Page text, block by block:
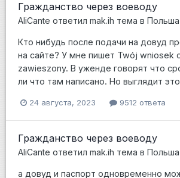
Гражданство через воеводу
AliCante ответил mak.ih тема в Польша
Кто нибудь после подачи на довуд
на сайте? У мне пишет Twój wniosek
zawieszony. В уженде говорят что
ли что там написано. Но выглядит
24 августа, 2023 9512 ответа
Гражданство через воеводу
AliCante ответил mak.ih тема в Польша
а довуд и паспорт одновременно